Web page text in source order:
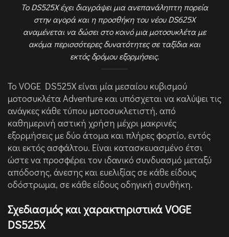
Το DS525X έχει διαγράψει μια ανεπανάληπτη πορεία
στην αγορά και η προσθήκη του νέου DS625X
αναμένεται να δώσει στο κοινό μια μοτοσυκλέτα με
ακόμα περισσότερες δυνατότητες σε ταξίδια και
εκτός δρόμου εξορμήσεις.
Το VOGE DS525X είναι μία μεσαίου κυβισμού
μοτοσυκλέτα Adventure και υπόσχεται να καλύψει τις
ανάγκες κάθε τύπου μοτοσυκλετιστή, από
καθημερινή αστική χρήση μέχρι μακρινές
εξορμήσεις με δύο άτομα και πλήρες φορτίο, εντός
και εκτός ασφάλτου. Είναι κατασκευασμένο έτσι
ώστε να προσφέρει τον ιδανικό συνδυασμό μεταξύ
απόδοσης, άνεσης και ευελιξίας σε κάθε είδους
οδόστρωμα, σε κάθε είδους οδηγική συνθήκη.
Σχεδιασμός και χαρακτηριστικά VOGE
DS525X